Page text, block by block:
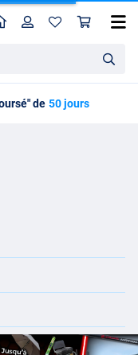
HomeProfil
ouvrables